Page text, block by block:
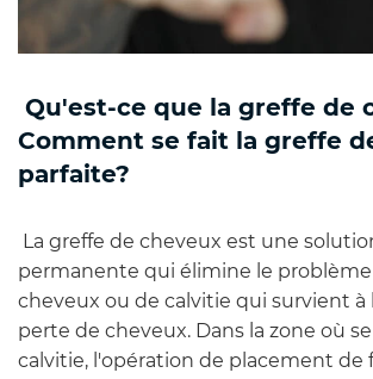
Qu'est-ce que la greffe de
Comment se fait la greffe
parfaite?
La greffe de cheveux est une
permanente qui élimine le
cheveux ou de calvitie qui survient à
perte de cheveux. Dans la zone où
calvitie, l'opération de placement de